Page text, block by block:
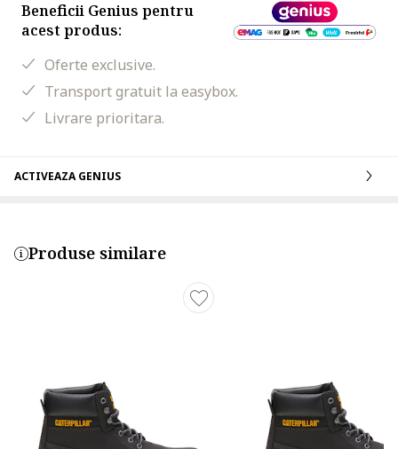
Beneficii Genius pentru
acest produs:
Oferte exclusive.
Transport gratuit la easybox.
Livrare prioritara.
ACTIVEAZA GENIUS
Produse similare